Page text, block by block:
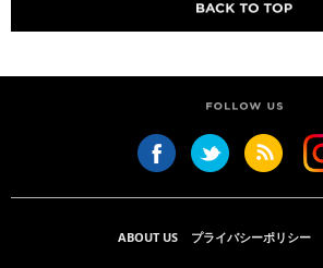
ABOUT US プライバシーポリシー